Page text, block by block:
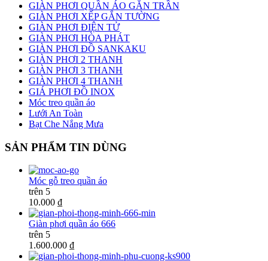
GIÀN PHƠI QUẦN ÁO GẮN TRẦN
GIÀN PHƠI XẾP GẮN TƯỜNG
GIÀN PHƠI ĐIỆN TỬ
GIÀN PHƠI HÒA PHÁT
GIÀN PHƠI ĐỒ SANKAKU
GIÀN PHƠI 2 THANH
GIÀN PHƠI 3 THANH
GIÀN PHƠI 4 THANH
GIÁ PHƠI ĐỒ INOX
Móc treo quần áo
Lưới An Toàn
Bạt Che Nắng Mưa
SẢN PHẨM TIN DÙNG
Móc gỗ treo quần áo
trên 5
10.000 ₫
Giàn phơi quần áo 666
trên 5
1.600.000 ₫